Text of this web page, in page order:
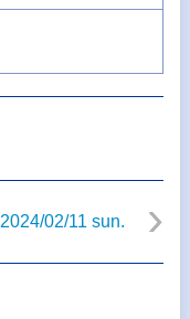
2024/02/11 sun.